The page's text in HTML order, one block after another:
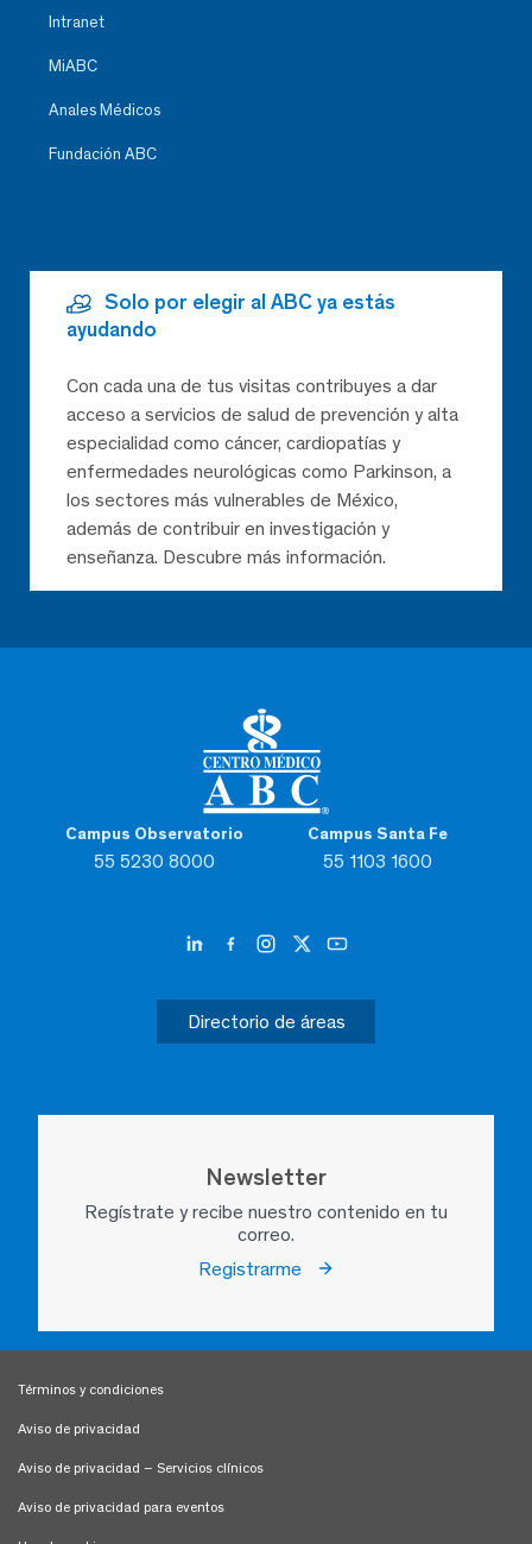
Campus Observatorio
55 5230 8000
Campus Santa Fe
55 1103 1600
Directorio de áreas
Newsletter
Regístrate y recibe nuestro contenido en tu
correo.
Registrarme
Intranet
MiABC
Anales Médicos
Fundación ABC
Solo por elegir al ABC ya estás
ayudando
Con cada una de tus visitas contribuyes a dar
acceso a servicios de salud de prevención y alta
especialidad como cáncer, cardiopatías y
enfermedades neurológicas como Parkinson, a
los sectores más vulnerables de México,
además de contribuir en investigación y
enseñanza. Descubre más información.
Términos y condiciones
Aviso de privacidad
Aviso de privacidad – Servicios clínicos
Aviso de privacidad para eventos